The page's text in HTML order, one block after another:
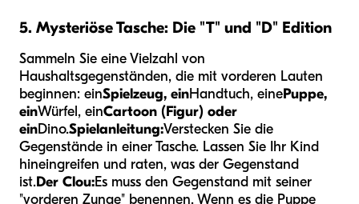
5. Mysteriöse Tasche: Die "T" und "D" Edition
Sammeln Sie eine Vielzahl von
Haushaltsgegenständen, die mit vorderen Lauten
beginnen: einSpielzeug, einHandtuch, einePuppe,
einWürfel, einCartoon (Figur) oder
einDino.Spielanleitung:Verstecken Sie die
Gegenstände in einer Tasche. Lassen Sie Ihr Kind
hineingreifen und raten, was der Gegenstand
ist.Der Clou:Es muss den Gegenstand mit seiner
"vorderen Zunge" benennen. Wenn es die Puppe